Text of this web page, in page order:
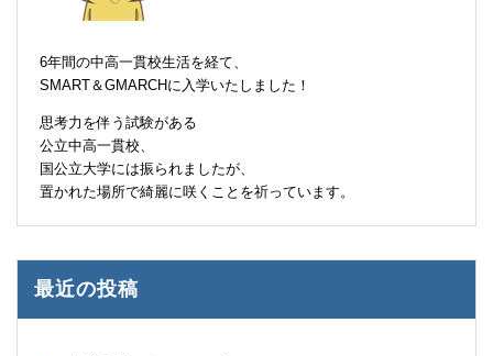
6年間の中高一貫校生活を経て、
SMART＆GMARCHに入学いたしました！
思考力を伴う試験がある
公立中高一貫校、
国公立大学には振られましたが、
置かれた場所で綺麗に咲くことを祈っています。
最近の投稿